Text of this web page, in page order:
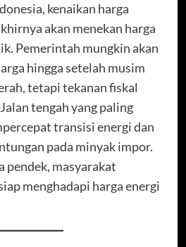
kenaikan harga
akan menekan harga
Pemerintah mungkin akan
hingga setelah musim
tetapi tekanan fiskal
tengah yang paling
transisi energi dan
pada minyak impor.
pendek, masyarakat
menghadapi harga energi